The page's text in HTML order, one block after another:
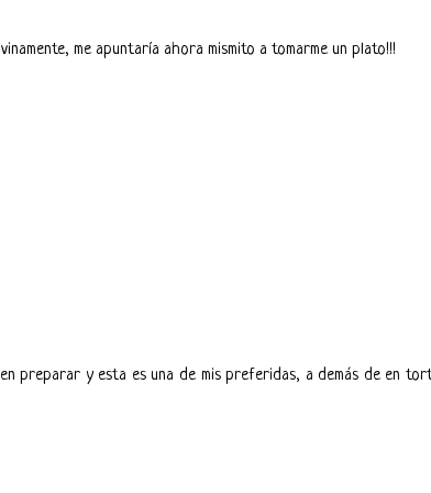
me apuntaría ahora mismito a tomarme un plato!!!
preparar y esta es una de mis preferidas, a demás de en